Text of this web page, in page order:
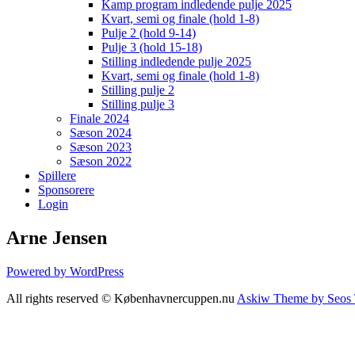
Kamp program indledende pulje 2025
Kvart, semi og finale (hold 1-8)
Pulje 2 (hold 9-14)
Pulje 3 (hold 15-18)
Stilling indledende pulje 2025
Kvart, semi og finale (hold 1-8)
Stilling pulje 2
Stilling pulje 3
Finale 2024
Sæson 2024
Sæson 2023
Sæson 2022
Spillere
Sponsorere
Login
Arne Jensen
Powered by WordPress
All rights reserved © Københavnercuppen.nu Askiw Theme by Seos